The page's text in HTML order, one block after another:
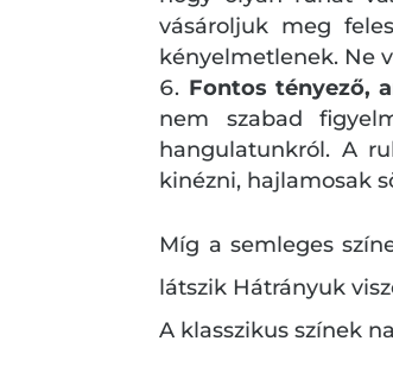
vásároljuk meg
kényelmetlenek. Ne
Fontos tényező,
nem szabad
hangulatunkról. A
kinézni, hajlamosak
Míg a semleges
látszik Hátrányuk
A klasszikus színek